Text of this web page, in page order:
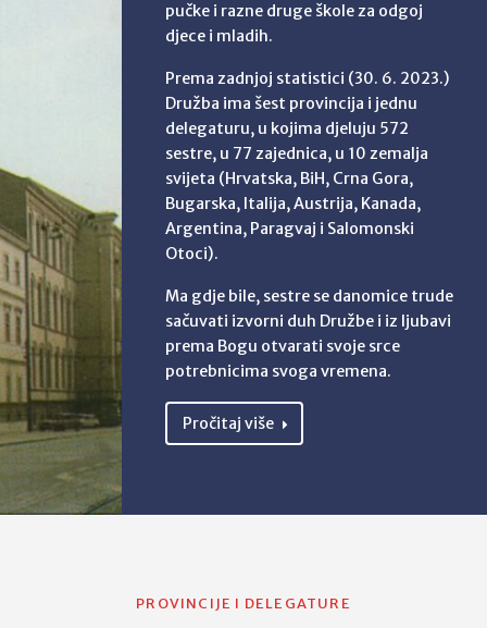
pučke i razne druge škole za odgoj
djece i mladih.
Prema zadnjoj statistici (30. 6. 2023.)
Družba ima šest provincija i jednu
delegaturu, u kojima djeluju 572
sestre, u 77 zajednica, u 10 zemalja
svijeta (Hrvatska, BiH, Crna Gora,
Bugarska, Italija, Austrija, Kanada,
Argentina, Paragvaj i Salomonski
Otoci).
Ma gdje bile, sestre se danomice trude
sačuvati izvorni duh Družbe i iz ljubavi
prema Bogu otvarati svoje srce
potrebnicima svoga vremena.
Pročitaj više
PROVINCIJE I DELEGATURE